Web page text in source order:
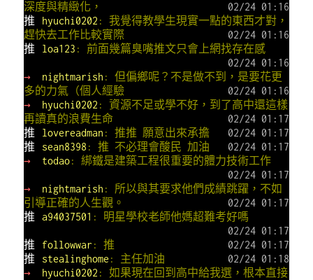
深度與精緻化，
02/24 01:16
推
hyuchi0202 : 我覺得教學生現實一點的東西才對，
趕快去工作比較實際
02/24 01:16
推
loa123 : 前面幾篇臭嘴推文只會上網找存在感
02/24 01:16
→
nightmarish : 但偏鄉呢？不是做不到，是要花更
多的力氣（個人經驗
02/24 01:16
→
hyuchi0202 : 資源不足或學不好，到了高中還這樣
再讀真的浪費生命
02/24 01:17
推
lovereadman : 推推 願意出來承擔
02/24 01:17
推
sean8398 : 推 不必理會酸民 加油
02/24 01:17
→
todao: 綁鐵是建築工程很重要的體力技術工作
02/24 01:17
→
nightmarish : 所以與其要求他們成績跳躍，不如
引導正確的人生觀。
02/24 01:17
推
a94037501 : 明星學校老師他媽超難考好嗎
02/24 01:17
推
followwar : 推
02/24 01:17
推
stealinghome : 主任加油
02/24 01:18
→
hyuchi0202 : 如果現在回到高中給我選，根本直接